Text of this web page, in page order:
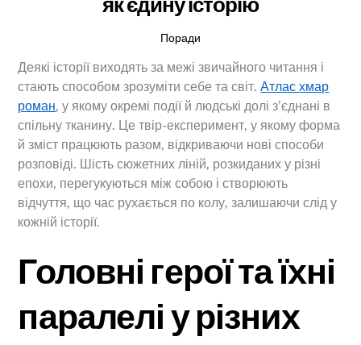
Поради
Деякі історії виходять за межі звичайного читання і
стають способом зрозуміти себе та світ.Атлас хмар
роман, у якому окремі події й людські долі з’єднані в
спільну тканину. Це твір-експеримент, у якому форма
й зміст працюють разом, відкриваючи нові способи
розповіді. Шість сюжетних ліній, розкиданих у різні
епохи, перегукуються між собою і створюють
відчуття, що час рухається по колу, залишаючи слід у
кожній історії.
Головні герої та їхні
паралелі у різних